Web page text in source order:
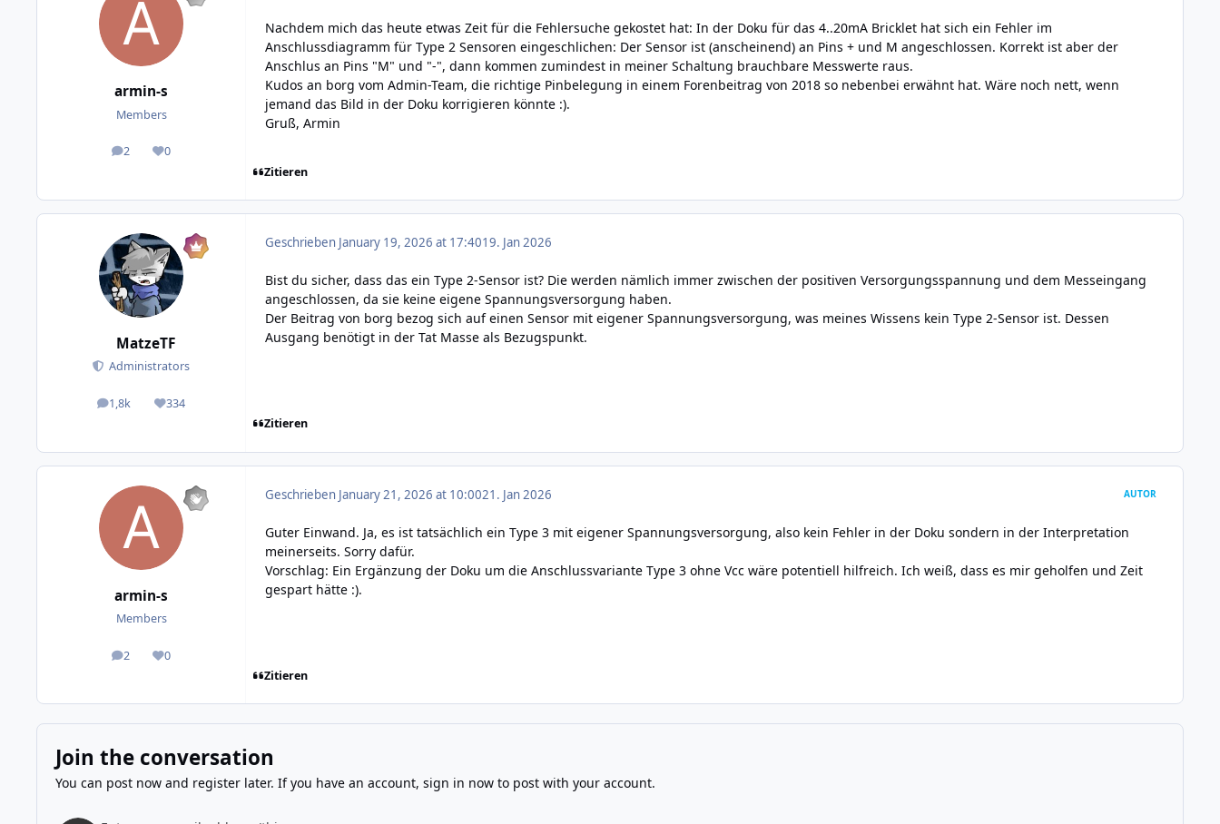
armin-s
Members
2
posts 0
Reputation
Nachdem mich das heute etwas Zeit für die Fehlersuche gekostet hat: In der Doku für das 4..20mA Bricklet hat sich ein Fehler im
Anschlussdiagramm für Type 2 Sensoren eingeschlichen: Der Sensor ist (anscheinend) an Pins + und M angeschlossen. Korrekt ist aber der
Anschlus an Pins "M" und "-", dann kommen zumindest in meiner Schaltung brauchbare Messwerte raus.
Kudos an borg vom Admin-Team, die richtige Pinbelegung in einem Forenbeitrag von 2018 so nebenbei erwähnt hat. Wäre noch nett, wenn
jemand das Bild in der Doku korrigieren könnte :).
Gruß, Armin
Zitieren
MatzeTF
Administrators
1,8k
posts 334
Reputation
Geschrieben January 19, 2026 at 17:4019. Jan 2026
Bist du sicher, dass das ein Type 2-Sensor ist? Die werden nämlich immer zwischen der positiven Versorgungsspannung und dem Messeingang
angeschlossen, da sie keine eigene Spannungsversorgung haben.
Der Beitrag von borg bezog sich auf einen Sensor mit eigener Spannungsversorgung, was meines Wissens kein Type 2-Sensor ist. Dessen
Ausgang benötigt in der Tat Masse als Bezugspunkt.
Zitieren
armin-s
Members
2
posts 0
Reputation
Geschrieben January 21, 2026 at 10:0021. Jan 2026 AUTOR
Guter Einwand. Ja, es ist tatsächlich ein Type 3 mit eigener Spannungsversorgung, also kein Fehler in der Doku sondern in der Interpretation
meinerseits. Sorry dafür.
Vorschlag: Ein Ergänzung der Doku um die Anschlussvariante Type 3 ohne Vcc wäre potentiell hilfreich. Ich weiß, dass es mir geholfen und Zeit
gespart hätte :).
Zitieren
Join the conversation
You can post now and register later. If you have an account, sign in nowto post with your account.